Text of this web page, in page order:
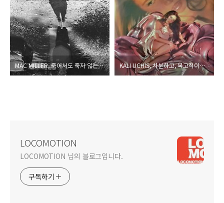
MAC MILLER, 죽어서도 죽지 않는 죽음에 관한 수상록 KALI UCHIS, 차분하고, 복고적이고, 사색적인 그녀만의 네오 소울(Neo Soul) 세계
LOCOMOTION
LOCOMOTION 님의 블로그입니다.
구독하기